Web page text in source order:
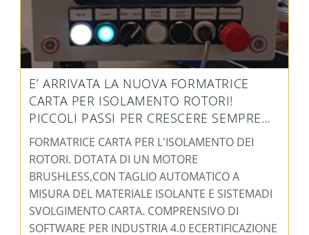
E’ ARRIVATA LA NUOVA FORMATRICE
CARTA PER ISOLAMENTO ROTORI!
PICCOLI PASSI PER CRESCERE SEMPRE…
FORMATRICE CARTA PER L'ISOLAMENTO DEI
ROTORI. DOTATA DI UN MOTORE
BRUSHLESS,CON TAGLIO AUTOMATICO A
MISURA DEL MATERIALE ISOLANTE E SISTEMADI
SVOLGIMENTO CARTA. COMPRENSIVO DI
SOFTWARE PER INDUSTRIA 4.0 ECERTIFICAZIONE